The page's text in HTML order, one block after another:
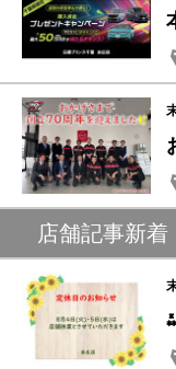
店舗記事新着